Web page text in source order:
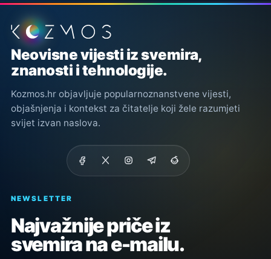
Podnožje stranice
Neovisne vijesti iz svemira,
znanosti i tehnologije.
Kozmos.hr objavljuje popularnoznanstvene vijesti,
objašnjenja i kontekst za čitatelje koji žele razumjeti
svijet izvan naslova.
NEWSLETTER
Najvažnije priče iz
svemira na e-mailu.